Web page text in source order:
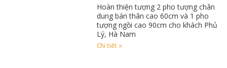
Hoàn thiện tượng 2 pho tượng chân
dung bán thân cao 60cm và 1 pho
tượng ngồi cao 90cm cho khách Phủ
Lý, Hà Nam
Chi tiết »